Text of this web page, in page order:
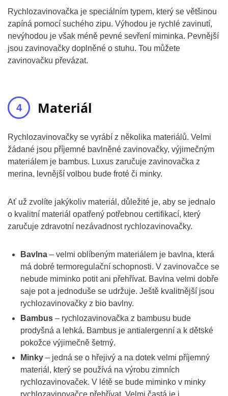
Rychlozavinovačka je speciálním typem, který se většinou
zapíná pomocí suchého zipu. Výhodou je rychlé zavinutí,
nevýhodou je však méně pevné sevření miminka. Pevnější
jsou zavinovačky doplněné o stuhu. Tou můžete
zavinovačku převázat.
Materiál
Rychlozavinovačky se vyrábí z několika materiálů. Velmi
žádané jsou příjemné bavlněné zavinovačky, výjimečným
materiálem je bambus. Luxus zaručuje zavinovačka z
merina, levnější volbou bude froté či minky.
Ať už zvolíte jakýkoliv materiál, důležité je, aby se jednalo
o kvalitní materiál opatřený potřebnou certifikací, který
zaručuje zdravotní nezávadnost rychlozavinovačky.
Bavlna – velmi oblíbeným materiálem je bavlna, která
má dobré termoregulační schopnosti. V zavinovačce se
nebude miminko potit ani přehřívat. Bavlna velmi dobře
saje pot a jednoduše se udržuje. Ještě kvalitnější jsou
rychlozavinovačky z bio bavlny.
Bambus – rychlozavinovačka z bambusu bude
prodyšná a lehká. Bambus je antialergenní a k dětské
pokožce výjimečně šetrný.
Minky – jedná se o hřejivý a na dotek velmi příjemný
materiál, který se používá na výrobu zimních
rychlozavinovaček. V létě se bude miminko v minky
rychlozavinovačce přehřívat. Velmi častá je i